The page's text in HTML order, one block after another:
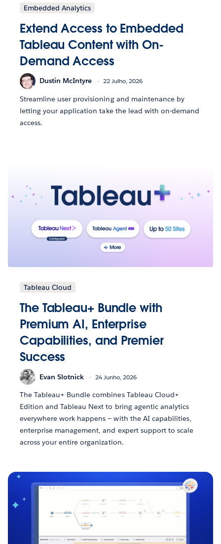
Embedded Analytics
Extend Access to Embedded
Tableau Content with On-
Demand Access
Dustin McIntyre 22 Julho, 2026
Streamline user provisioning and maintenance by
letting your application take the lead with on-demand
access.
Tableau Cloud
The Tableau+ Bundle with
Premium AI, Enterprise
Capabilities, and Premier
Success
Evan Slotnick 24 Junho, 2026
The Tableau+ Bundle combines Tableau Cloud+
Edition and Tableau Next to bring agentic analytics
everywhere work happens — with the AI capabilities,
enterprise management, and expert support to scale
across your entire organization.